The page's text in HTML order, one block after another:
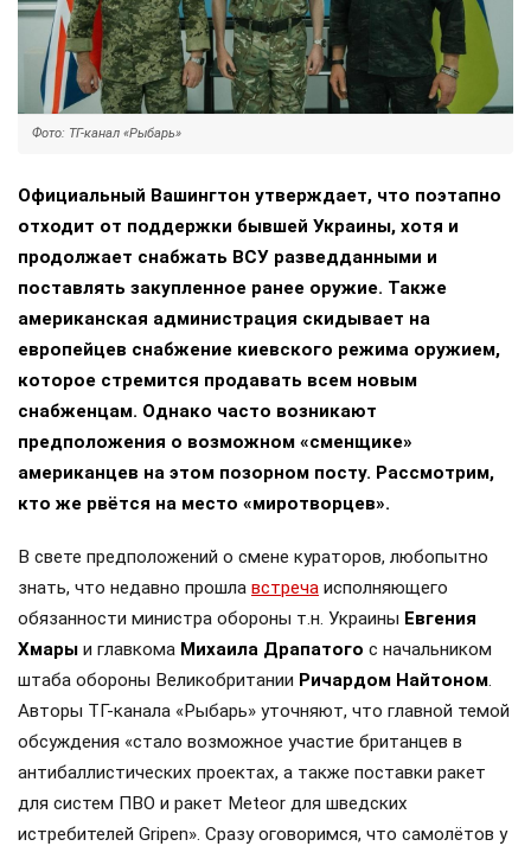
Фото: ТГ-канал «Рыбарь»
Официальный Вашингтон утверждает, что поэтапно
отходит от поддержки бывшей Украины, хотя и
продолжает снабжать ВСУ разведданными и
поставлять закупленное ранее оружие. Также
американская администрация скидывает на
европейцев снабжение киевского режима оружием,
которое стремится продавать всем новым
снабженцам. Однако часто возникают
предположения о возможном «сменщике»
американцев на этом позорном посту. Рассмотрим,
кто же рвётся на место «миротворцев».
В свете предположений о смене кураторов, любопытно
знать, что недавно прошла встреча исполняющего
обязанности министра обороны т.н. Украины Евгения
Хмары и главкома Михаила Драпатого с начальником
штаба обороны Великобритании Ричардом Найтоном
Авторы ТГ-канала «Рыбарь» уточняют, что главной темой
обсуждения «стало возможное участие британцев в
антибаллистических проектах, а также поставки ракет
для систем ПВО и ракет Meteor для шведских
истребителей Gripen». Сразу оговоримся, что самолётов у